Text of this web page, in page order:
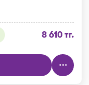
8 610 тг.